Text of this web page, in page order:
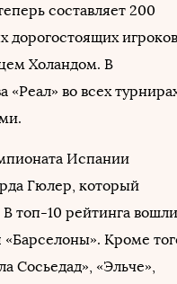
составляет 200
Холандом. В
во всех
Испании
Гюлер, который
топ-10 рейтинга вошли
«Барселоны». Кроме
Сосьедад», «Эльче»,